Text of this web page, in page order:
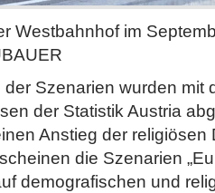
Westbahnhof im
Szenarien wurden mit
der Statistik Austria
Anstieg der religiösen
die Szenarien
demografischen und